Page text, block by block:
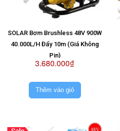
SOLAR Bơm Brushless 48V 900W
40.000L/H Đẩy 10m (Giá Không
Pin)
3.680.000₫
Thêm vào giỏ